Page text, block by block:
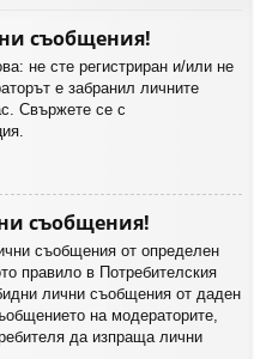
съобщения!
не сте регистриран и/или не
е забранил личните
Свържете се с
съобщения!
съобщения от определен
правило в Потребителския
лични съобщения от даден
на модераторите,
да изпраща лични